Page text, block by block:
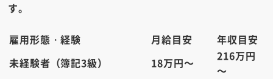
す。
雇用形態・経験 月給目安
年収目安
未経験者（簿記3級）
18万円～
216万円
～